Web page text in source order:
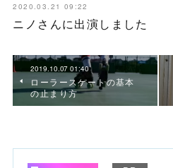
2020.03.21 09:22
ニノさんに出演しました
2019.10.07 01:40
ローラースケートの基本
の止まり方